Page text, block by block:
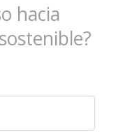
hacia